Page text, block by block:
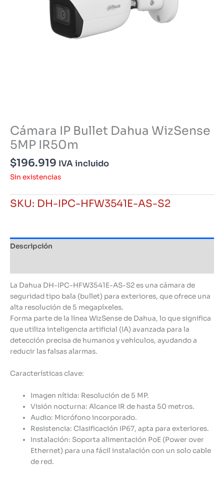
Cámara IP Bullet Dahua WizSense
5MP IR50m
$196.919 IVA incluido
Sin existencias
SKU: DH-IPC-HFW3541E-AS-S2
Descripción
La Dahua DH-IPC-HFW3541E-AS-S2 es una cámara de
seguridad tipo bala (bullet) para exteriores, que ofrece una
alta resolución de 5 megapíxeles.
Forma parte de la línea WizSense de Dahua, lo que significa
que utiliza inteligencia artificial (IA) avanzada para la
detección precisa de humanos y vehículos, ayudando a
reducir las falsas alarmas.
Características clave:
Imagen nítida: Resolución de 5 MP.
Visión nocturna: Alcance IR de hasta 50 metros.
Audio: Micrófono incorporado.
Resistencia: Clasificación IP67, apta para exteriores.
Instalación: Soporta alimentación PoE (Power over
Ethernet) para una fácil instalación con un solo cable
de red.